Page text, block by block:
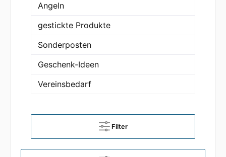
Angeln
gestickte Produkte
Sonderposten
Geschenk-Ideen
Vereinsbedarf
Filter